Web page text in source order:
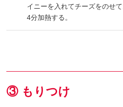
イニーを入れてチーズをのせ
4分加熱する。
③ もりつけ